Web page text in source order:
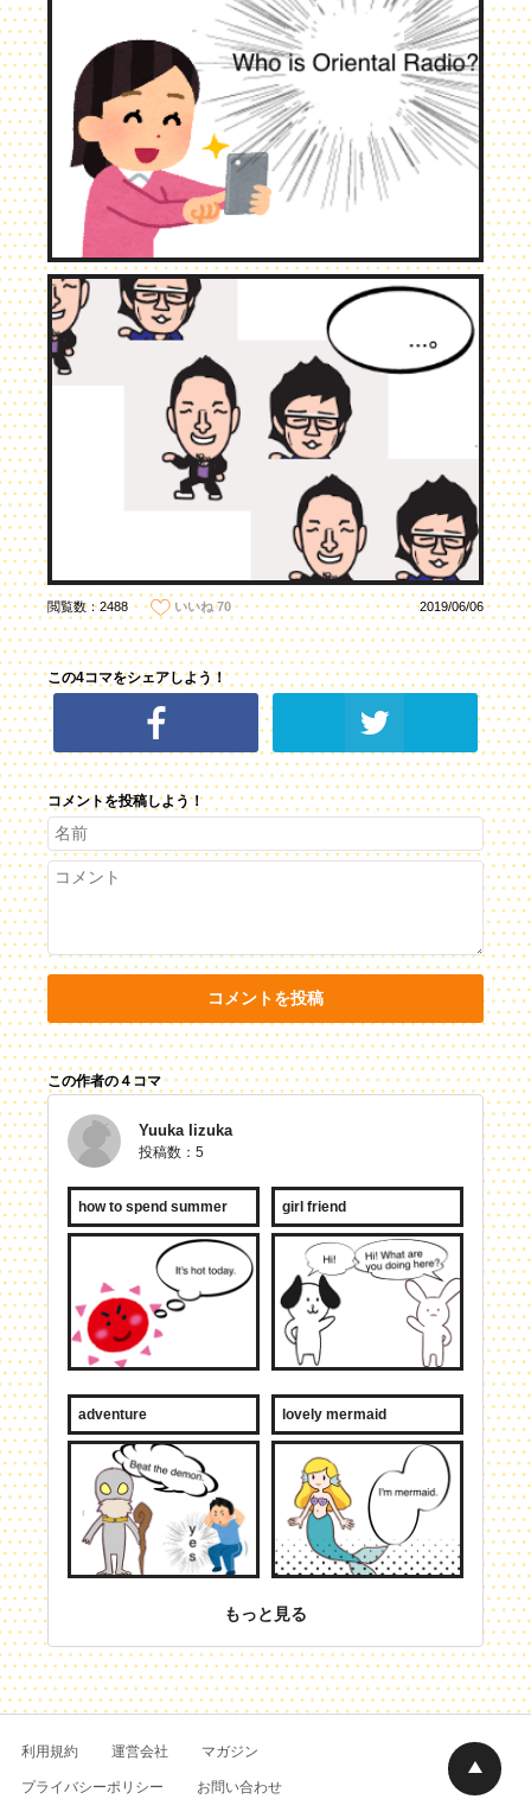
閲覧数：2488 いいね 70 2019/06/06
この4コマをシェアしよう！
コメントを投稿しよう！
コメントを投稿
この作者の４コマ
Yuuka Iizuka
投稿数：5
how to spend summer girl friend
adventure lovely mermaid
もっと見る
利用規約 運営会社 マガジン
プライバシーポリシー お問い合わせ